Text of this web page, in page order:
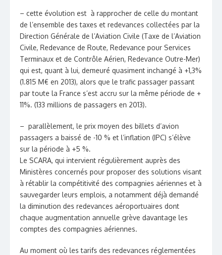
– cette évolution est à rapprocher de celle du montant
de l’ensemble des taxes et redevances collectées par la
Direction Générale de l’Aviation Civile (Taxe de l’Aviation
Civile, Redevance de Route, Redevance pour Services
Terminaux et de Contrôle Aérien, Redevance Outre-Mer)
qui est, quant à lui, demeuré quasiment inchangé à +1,3%
(1.815 M€ en 2013), alors que le trafic passager passant
par toute la France s’est accru sur la même période de +
11%. (133 millions de passagers en 2013).
– parallèlement, le prix moyen des billets d’avion
passagers a baissé de -10 % et l’inflation (IPC) s’élève
sur la période à +5 %.
Le SCARA, qui intervient régulièrement auprès des
Ministères concernés pour proposer des solutions visant
à rétablir la compétitivité des compagnies aériennes et à
sauvegarder leurs emplois, a notamment déjà demandé
la diminution des redevances aéroportuaires dont
chaque augmentation annuelle grève davantage les
comptes des compagnies aériennes.
Au moment où les tarifs des redevances réglementées